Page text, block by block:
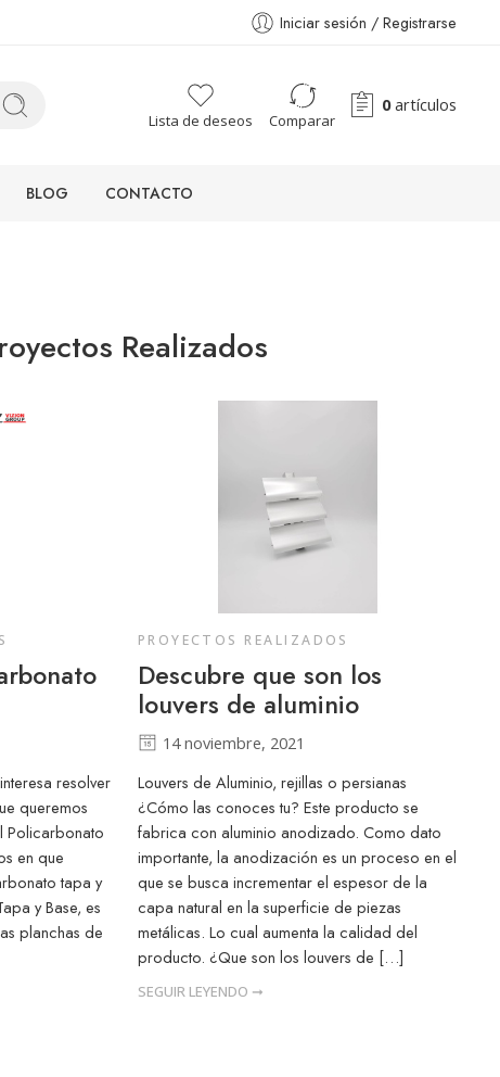
Iniciar sesión / Registrarse
Lista de deseos Comparar
0artículos
BLOG CONTACTO
Realizados
resolver
queremos
Policarbonato
en que
tapa y
y Base, es
planchas de
PROYECTOS REALIZADOS
Descubre que son los
louvers de aluminio
14 noviembre, 2021
Louvers de Aluminio, rejillas o persianas
¿Cómo las conoces tu? Este producto se
fabrica con aluminio anodizado. Como dato
importante, la anodización es un proceso en el
que se busca incrementar el espesor de la
capa natural en la superficie de piezas
metálicas. Lo cual aumenta la calidad del
producto. ¿Que son los louvers de […]
SEGUIR LEYENDO ➞